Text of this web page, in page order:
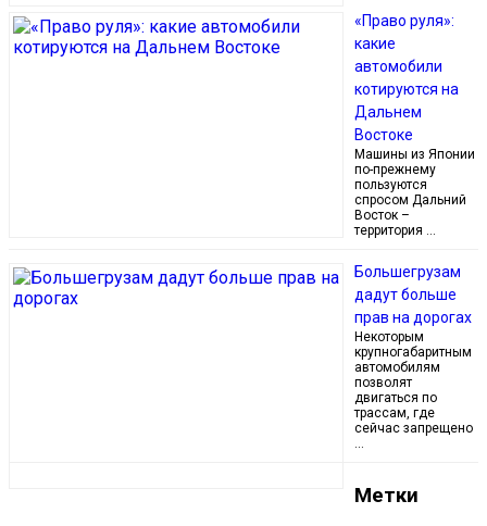
«Право руля»:
какие
автомобили
котируются на
Дальнем
Востоке
Машины из Японии
по-прежнему
пользуются
спросом Дальний
Восток –
территория …
Большегрузам
дадут больше
прав на дорогах
Некоторым
крупногабаритным
автомобилям
позволят
двигаться по
трассам, где
сейчас запрещено
…
Метки